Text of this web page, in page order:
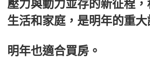
壓力與動力並存的新征程
生活和家庭，是明年的重大
明年也適合買房。